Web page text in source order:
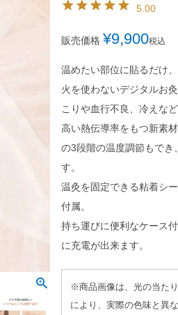
5.00
販売価格 ¥9,900税込
温めたい部位に貼るだけ
火を使わないデジタルお
こりや血行不良、冷えな
高い熱伝導率をもつ新素
の3段階の温度調節もでき
す。
温灸を固定できる粘着シ
付属。
持ち運びに便利なケース
に充電が出来ます。
※商品画像は、光の当た
により、実際の色味と異